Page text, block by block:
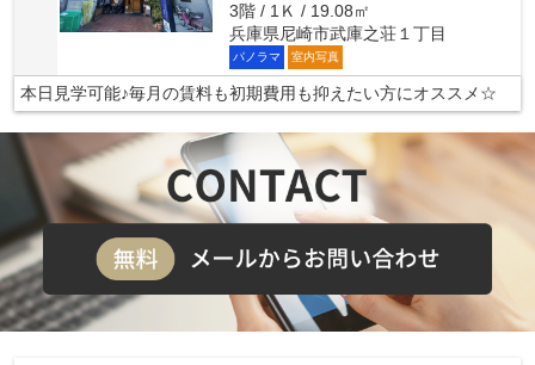
3階 / 1Ｋ / 19.08㎡
兵庫県尼崎市武庫之荘１丁目
パノラマ 室内写真
本日見学可能♪毎月の賃料も初期費用も抑えたい方にオススメ☆